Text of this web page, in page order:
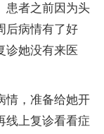
患者之前因为头
后病情有了好
诊她没有来医
情，准备给她开
线上复诊看看症